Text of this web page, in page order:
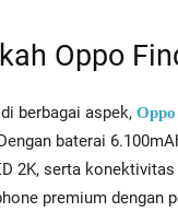
Oppo
berbagai aspek,
baterai
2K, serta
premium dengan